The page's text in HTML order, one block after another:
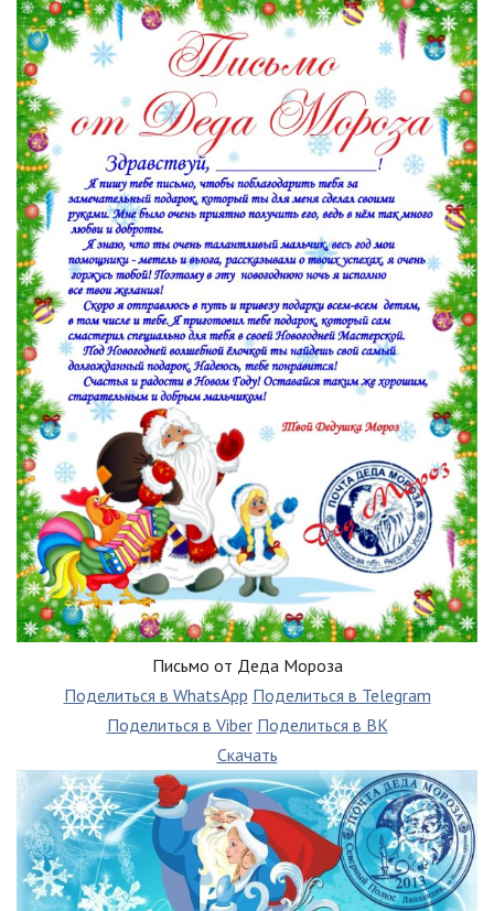
Письмо от Деда Мороза
Поделиться в WhatsApp Поделиться в Telegram
Поделиться в Viber Поделиться в ВК
Скачать